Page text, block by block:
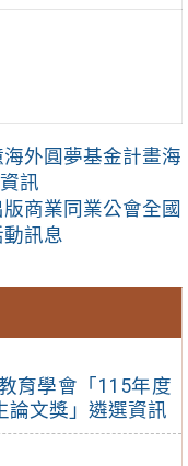
育學會「115年度
論文獎」遴選資訊
海外圓夢基金計畫海
訊
商業同業公會全國
訊息